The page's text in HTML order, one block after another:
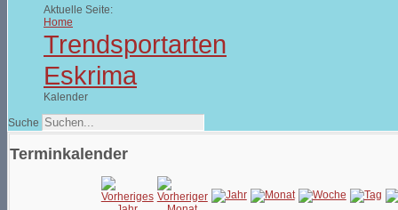
Aktuelle Seite:
Home
Trendsportarten
Eskrima
Kalender
Suche
Terminkalender